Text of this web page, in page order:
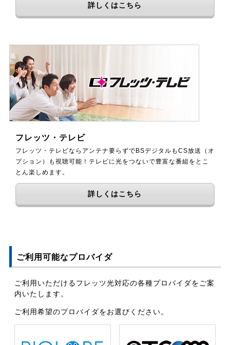
詳しくはこちら
フレッツ・テレビ
フレッツ・テレビならアンテナ要らずでBSデジタルもCS放送（オ
プション）も視聴可能！テレビに光をつないで豊富な番組をとこ
とん楽しめます。
詳しくはこちら
ご利用可能なプロバイダ
ご利用いただけるフレッツ光対応の各種プロバイダをご案
内いたします。
ご利用希望のプロバイダをお選びください。